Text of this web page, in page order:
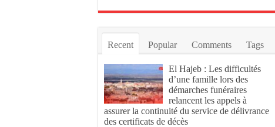
Recent Popular Comments Tags
El Hajeb : Les difficultés
d’une famille lors des
démarches funéraires
relancent les appels à
assurer la continuité du service de délivrance
des certificats de décès